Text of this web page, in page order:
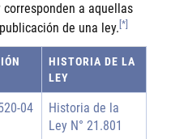
a aquellas
de una ley. [*]
HISTORIA DE LA
LEY
04
Historia de la
Ley N° 21.801